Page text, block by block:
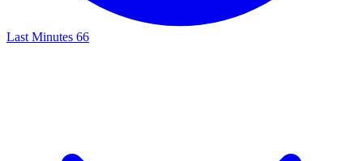
Last Minutes 66